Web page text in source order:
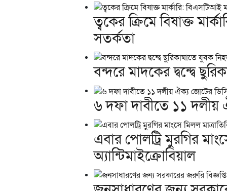
ত্বকের ক্রিমে বিষাক্ত
সতর্কতা
বন্দরে মাদকের দ্বন্দ্বে
৬ দফা দাবীতে ১১ দলীয়
এবার পোলট্রি মুরগির
অ্যান্টিমাইক্রোবিয়াল